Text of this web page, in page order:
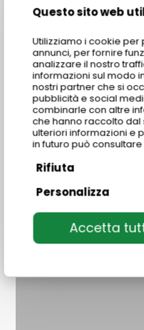
Questo sito web
Utilizziamo i cookie
annunci, per fornire
analizzare il nostro
informazioni sul modo
nostri partner che si
pubblicità e social
combinarle con altre
che hanno raccolto dal
ulteriori informazioni e
in futuro può
Rifiuta
Personalizza
Accetta